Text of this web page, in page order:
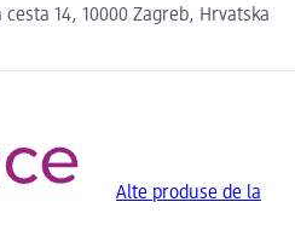
cesta 14, 10000 Zagreb, Hrvatska
Alte produse de la